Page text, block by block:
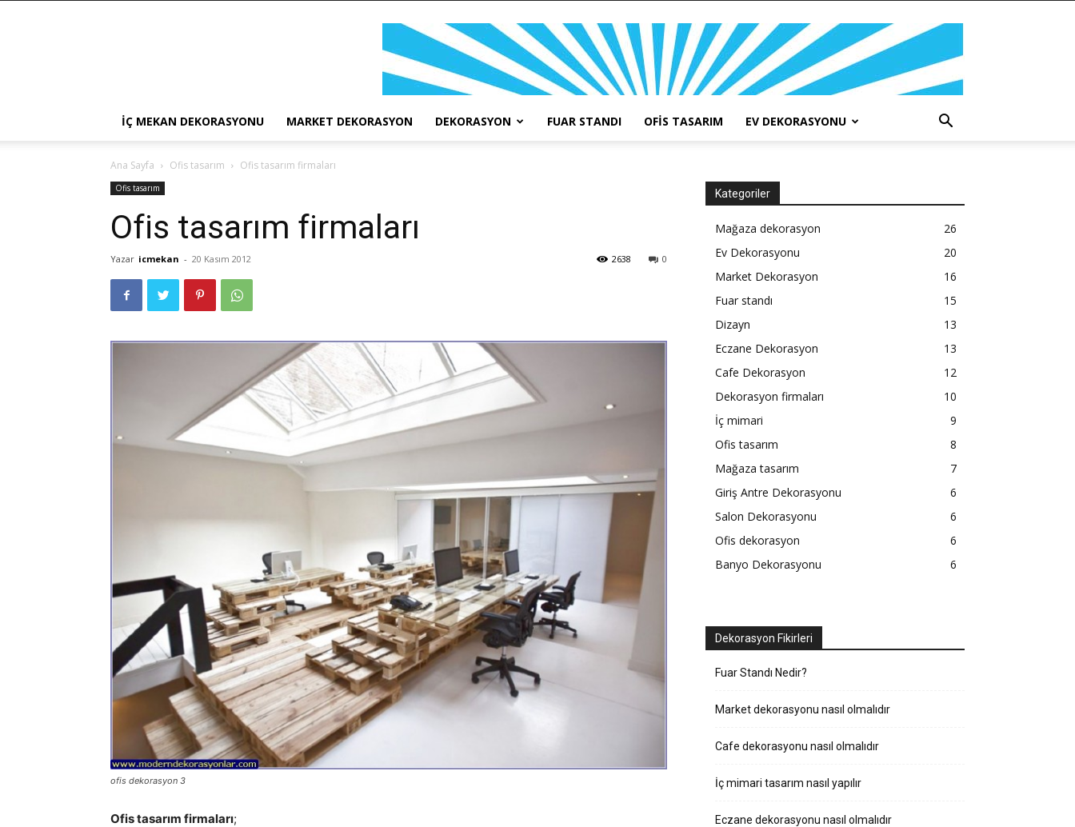
İÇ MEKAN DEKORASYONU MARKET DEKORASYON DEKORASYON FUAR STANDI OFIS TASARIM EV DEKORASYONU
Ana Sayfa Ofis tasarım Ofis tasarım firmaları
Ofis tasarım
Ofis tasarım firmaları
Yazar icmekan - 20 Kasım 2012 0
2638
ofis dekorasyon 3
Ofis tasarım firmaları;
Kategoriler
Mağaza dekorasyon
26
Ev Dekorasyonu
20
Market Dekorasyon
16
Fuar standı
15
Dizayn
13
Eczane Dekorasyon
13
Cafe Dekorasyon
12
Dekorasyon firmaları
10
İç mimari
9
Ofis tasarım
8
Mağaza tasarım
7
Giriş Antre Dekorasyonu
6
Salon Dekorasyonu
6
Ofis dekorasyon
6
Banyo Dekorasyonu
6
Dekorasyon Fikirleri
Fuar Standı Nedir?
Market dekorasyonu nasıl olmalıdır
Cafe dekorasyonu nasıl olmalıdır
İç mimari tasarım nasıl yapılır
Eczane dekorasyonu nasıl olmalıdır